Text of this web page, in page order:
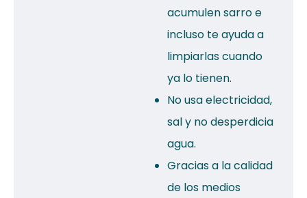
acumulen sarro e
incluso te ayuda a
limpiarlas cuando
ya lo tienen.
No usa electricidad,
sal y no desperdicia
agua.
Gracias a la calidad
de los medios